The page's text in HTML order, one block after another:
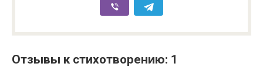
Отзывы к стихотворению: 1